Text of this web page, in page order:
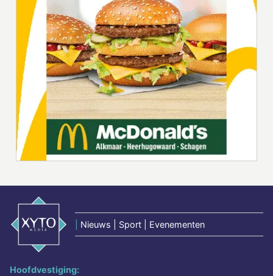
Nieuws | Sport | Evenementen
Hoofdvestiging: